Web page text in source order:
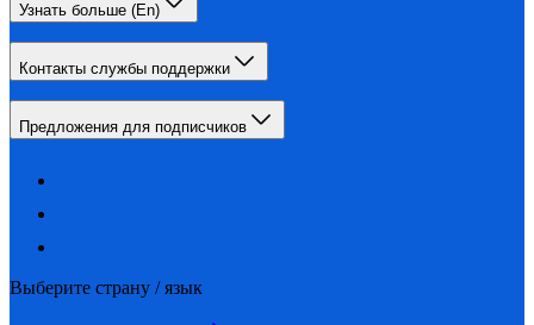
Узнать больше (En)
Контакты службы поддержки
Предложения для подписчиков
Выберите страну / язык